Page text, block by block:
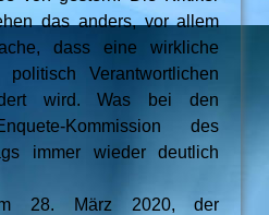
das anders, vor allem
dass eine wirkliche
Verantwortlichen
wird. Was bei den
Kommission des
immer wieder deutlich
28. März 2020, der